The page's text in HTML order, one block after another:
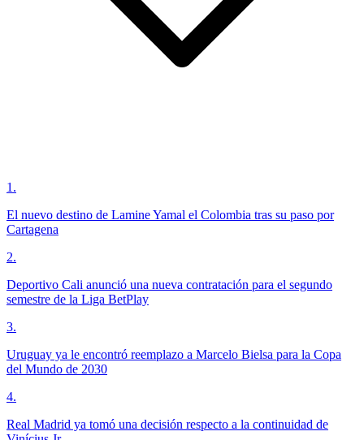
1 .
El nuevo destino de Lamine Yamal el Colombia tras su paso por
Cartagena
2.
Deportivo Cali anunció una nueva contratación para el segundo
semestre de la Liga BetPlay
3.
Uruguay ya le encontró reemplazo a Marcelo Bielsa para la Copa
del Mundo de 2030
4.
Real Madrid ya tomó una decisión respecto a la continuidad de